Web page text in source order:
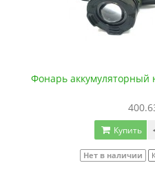
Фонарь аккумуляторный
Купить
Нет в наличии